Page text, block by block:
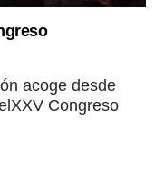
acoge desde
Congreso